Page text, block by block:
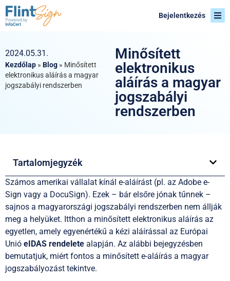
Bejelentkezés
2024.05.31.
Kezdőlap » Blog » Minősített
elektronikus aláírás a magyar
jogszabályi rendszerben
Minősített
elektronikus
aláírás a magyar
jogszabályi
rendszerben
Tartalomjegyzék
Számos amerikai vállalat kínál e-aláírást (pl. az Adobe e-
Sign vagy a DocuSign). Ezek – bár elsőre jónak tűnnek –
sajnos a magyarországi jogszabályi rendszerben nem állják
meg a helyüket. Itthon a minősített elektronikus aláírás az
egyetlen, amely egyenértékű a kézi aláírással az Európai
Unió eIDAS rendelete alapján. Az alábbi bejegyzésben
bemutatjuk, miért fontos a minősített e-aláírás a magyar
jogszabályozást tekintve.